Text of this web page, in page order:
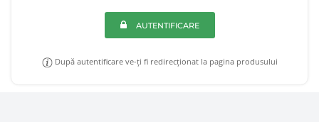
AUTENTIFICARE
După autentificare ve-ți fi redirecționat la pagina produsului